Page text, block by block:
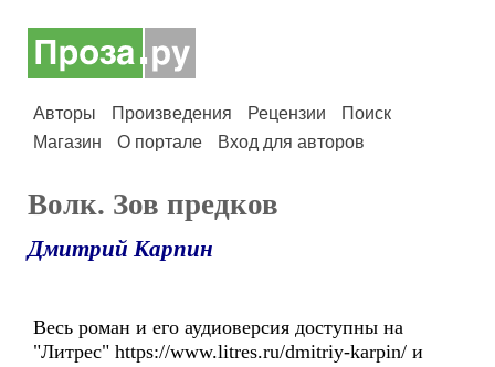
Авторы Произведения Рецензии
Поиск
Магазин
О портале Вход для авторов
Волк. Зов предков
Дмитрий Карпин
Весь роман и его аудиоверсия доступны на
"Литрес" https://www.litres.ru/dmitriy-karpin/ и